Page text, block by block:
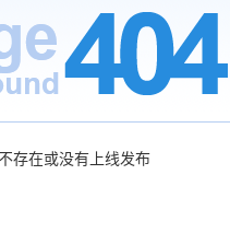
存在或没有上线发布